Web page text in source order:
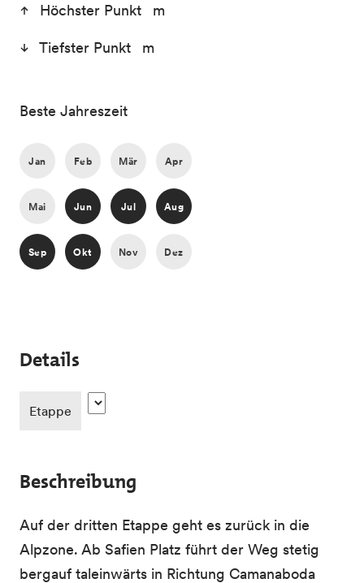
Höchster Punkt m
Tiefster Punkt m
Beste Jahreszeit
Jan Feb Mär Apr
Mai Jun Jul Aug
Sep Okt Nov Dez
Details
Etappe
Beschreibung
Auf der dritten Etappe geht es zurück in die
Alpzone. Ab Safien Platz führt der Weg stetig
bergauf taleinwärts in Richtung Camanaboda